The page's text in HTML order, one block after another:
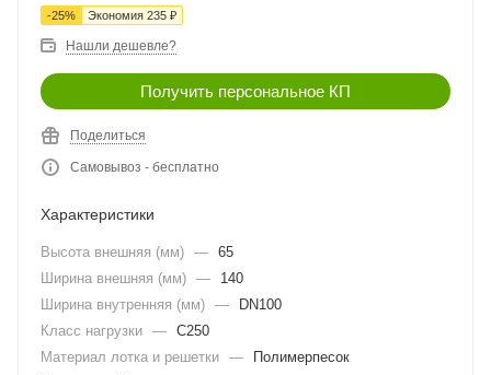
-25% Экономия 235 ₽
Нашли дешевле?
Получить персональное КП
Поделиться
Самовывоз - бесплатно
Характеристики
Высота внешняя (мм) — 65
Ширина внешняя (мм) —
140
Ширина внутренняя (мм) —
DN100
Класс нагрузки — C250
Материал лотка и решетки —
Полимерпесок